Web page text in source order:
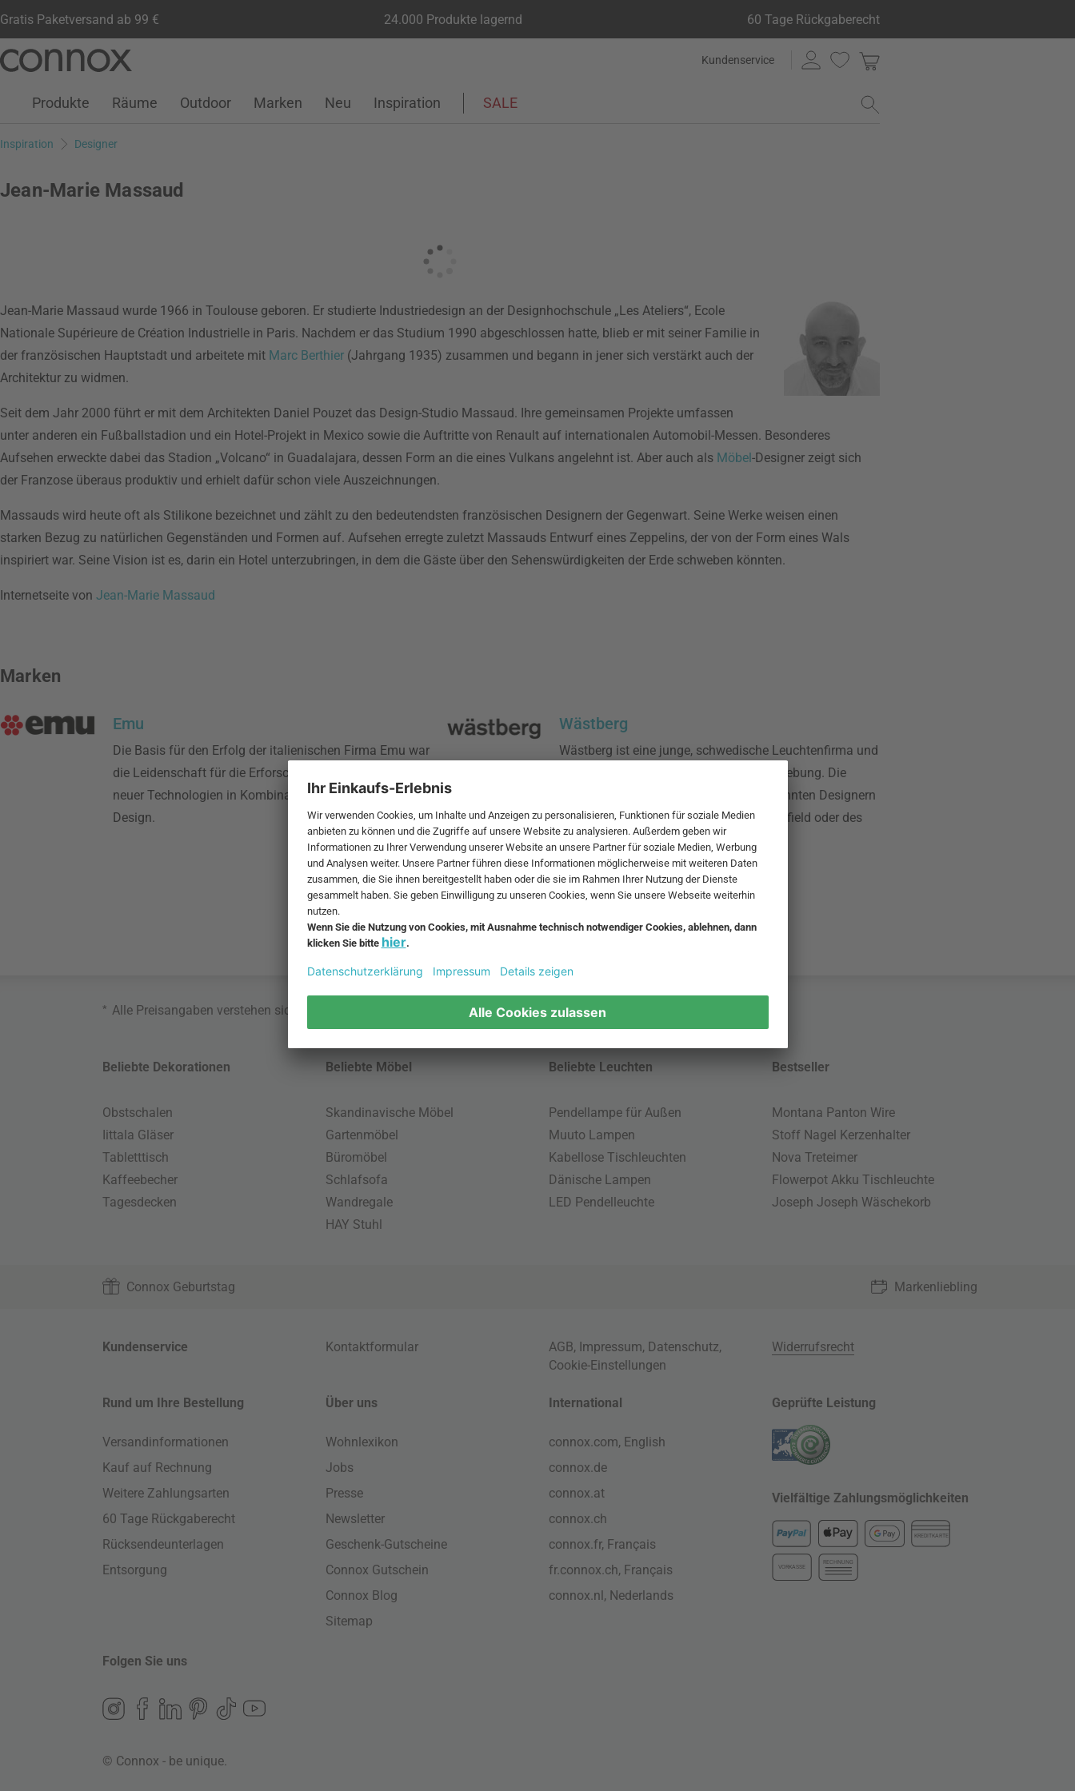
Gratis Paketversand ab 99 € 24.000 Produkte lagernd 60 Tage Rückgaberecht
Seiteninhalt
Suchfeld
Kundenservice
Kundenkonto
Wunschliste
Warenkorb
Produkte Räume Outdoor Marken Neu Inspiration SALE
Inspiration Designer
Jean-Marie Massaud
Jean-Marie Massaud wurde 1966 in Toulouse geboren. Er studierte Industriedesign an der Designhochschule „Les Ateliers“, Ecole
Nationale Supérieure de Création Industrielle in Paris. Nachdem er das Studium 1990 abgeschlossen hatte, blieb er mit seiner Familie in
der französischen Hauptstadt und arbeitete mit Marc Berthier (Jahrgang 1935) zusammen und begann in jener sich verstärkt auch der
Architektur zu widmen.
Seit dem Jahr 2000 führt er mit dem Architekten Daniel Pouzet das Design-Studio Massaud. Ihre gemeinsamen Projekte umfassen
unter anderen ein Fußballstadion und ein Hotel-Projekt in Mexico sowie die Auftritte von Renault auf internationalen Automobil-Messen. Besonderes
Aufsehen erweckte dabei das Stadion „Volcano“ in Guadalajara, dessen Form an die eines Vulkans angelehnt ist. Aber auch als Möbel-Designer zeigt sich
der Franzose überaus produktiv und erhielt dafür schon viele Auszeichnungen.
Massauds wird heute oft als Stilikone bezeichnet und zählt zu den bedeutendsten französischen Designern der Gegenwart. Seine Werke weisen einen
starken Bezug zu natürlichen Gegenständen und Formen auf. Aufsehen erregte zuletzt Massauds Entwurf eines Zeppelins, der von der Form eines Wals
inspiriert war. Seine Vision ist es, darin ein Hotel unterzubringen, in dem die Gäste über den Sehenswürdigkeiten der Erde schweben könnten.
Internetseite von Jean-Marie Massaud
Marken
Emu
Die Basis für den Erfolg der italienischen Firma Emu war
die Leidenschaft für die Erforschung und Entwicklung
neuer Technologien in Kombination mit erfrischendem
Design.
Wästberg
Wästberg ist eine junge, schwedische Leuchtenfirma und
legt großen Wert auf Technik und Formgebung. Die
Kollektion beinhaltet Leuchten von bekannten Designern
wie Maarten Van Severen, David Chipperfield oder des
Trios Claesson Koivisto Rune.
* Alle Preisangaben verstehen sich inklusive MwSt. und zzgl. Versandkosten.
Beliebte Dekorationen
Obstschalen
Iittala Gläser
Tabletttisch
Kaffeebecher
Tagesdecken
Beliebte Möbel
Skandinavische Möbel
Gartenmöbel
Büromöbel
Schlafsofa
Wandregale
HAY Stuhl
Beliebte Leuchten
Pendellampe für Außen
Muuto Lampen
Kabellose Tischleuchten
Dänische Lampen
LED Pendelleuchte
Bestseller
Montana Panton Wire
Stoff Nagel Kerzenhalter
Nova Treteimer
Flowerpot Akku Tischleuchte
Joseph Joseph Wäschekorb
Connox Geburtstag Markenliebling
Kundenservice Kontaktformular AGB, Impressum, Datenschutz,
Cookie-Einstellungen
Widerrufsrecht
Rund um Ihre Bestellung
Versandinformationen
Kauf auf Rechnung
Weitere Zahlungsarten
60 Tage Rückgaberecht
Rücksendeunterlagen
Entsorgung
Über uns
Wohnlexikon
Jobs
Presse
Newsletter
Geschenk-Gutscheine
Connox Gutschein
Connox Blog
Sitemap
International
connox.com, English
connox.de
connox.at
connox.ch
connox.fr, Français
fr.connox.ch, Français
connox.nl, Nederlands
Geprüfte Leistung
Vielfältige Zahlungsmöglichkeiten
KREDITKARTE
VORKASSE
RECHNUNG
Folgen Sie uns
© Connox - be unique.